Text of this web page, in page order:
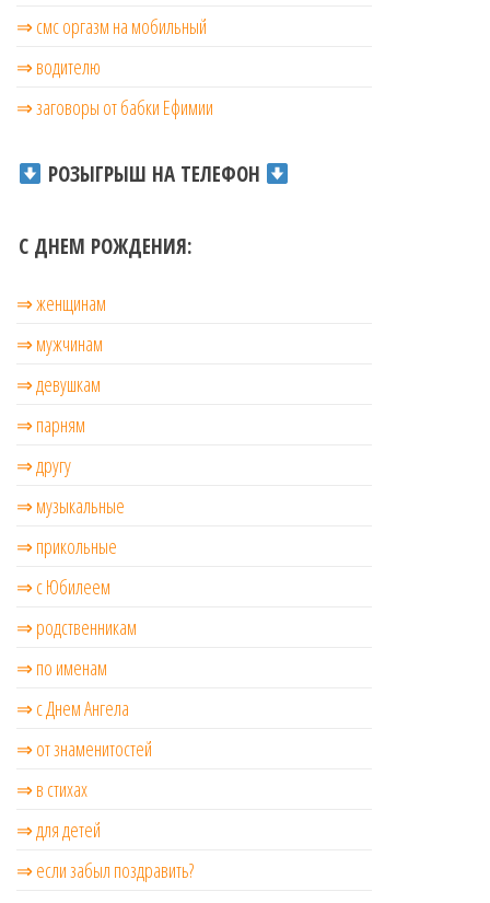
⇒ смс оргазм на мобильный
⇒ водителю
⇒ заговоры от бабки Ефимии
РОЗЫГРЫШ НА ТЕЛЕФОН
С ДНЕМ РОЖДЕНИЯ:
⇒ женщинам
⇒ мужчинам
⇒ девушкам
⇒ парням
⇒ другу
⇒ музыкальные
⇒ прикольные
⇒ с Юбилеем
⇒ родственникам
⇒ по именам
⇒ с Днем Ангела
⇒ от знаменитостей
⇒ в стихах
⇒ для детей
⇒ если забыл поздравить?